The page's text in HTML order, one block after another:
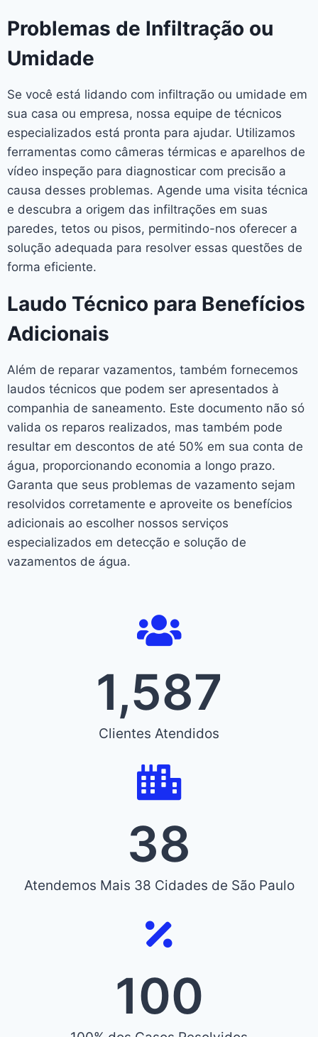
Problemas de Infiltração ou
Umidade
Se você está lidando com infiltração ou umidade em
sua casa ou empresa, nossa equipe de técnicos
especializados está pronta para ajudar. Utilizamos
ferramentas como câmeras térmicas e aparelhos de
vídeo inspeção para diagnosticar com precisão a
causa desses problemas. Agende uma visita técnica
e descubra a origem das infiltrações em suas
paredes, tetos ou pisos, permitindo-nos oferecer a
solução adequada para resolver essas questões de
forma eficiente.
Laudo Técnico para Benefícios
Adicionais
Além de reparar vazamentos, também fornecemos
laudos técnicos que podem ser apresentados à
companhia de saneamento. Este documento não só
valida os reparos realizados, mas também pode
resultar em descontos de até 50% em sua conta de
água, proporcionando economia a longo prazo.
Garanta que seus problemas de vazamento sejam
resolvidos corretamente e aproveite os benefícios
adicionais ao escolher nossos serviços
especializados em detecção e solução de
vazamentos de água.
Clientes Atendidos
1,587
Atendemos Mais 38 Cidades de São Paulo
38
100